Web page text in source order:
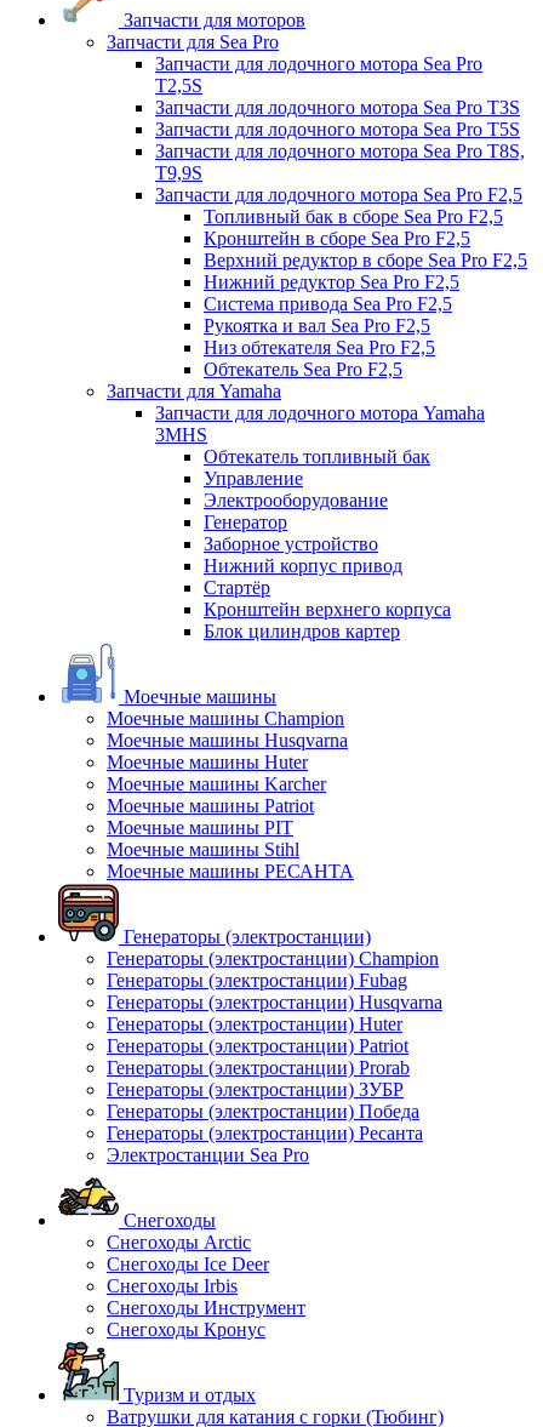
Запчасти для моторов
Запчасти для Sea Pro
Запчасти для лодочного мотора Sea Pro
Т2,5S
Запчасти для лодочного мотора Sea Pro Т3S
Запчасти для лодочного мотора Sea Pro Т5S
Запчасти для лодочного мотора Sea Pro Т8S,
T9,9S
Запчасти для лодочного мотора Sea Pro F2,5
Топливный бак в сборе Sea Pro F2,5
Кронштейн в сборе Sea Pro F2,5
Верхний редуктор в сборе Sea Pro F2,5
Нижний редуктор Sea Pro F2,5
Система привода Sea Pro F2,5
Рукоятка и вал Sea Pro F2,5
Низ обтекателя Sea Pro F2,5
Обтекатель Sea Pro F2,5
Запчасти для Yamaha
Запчасти для лодочного мотора Yamaha
3MHS
Обтекатель топливный бак
Управление
Электрооборудование
Генератор
Заборное устройство
Нижний корпус привод
Стартёр
Кронштейн верхнего корпуса
Блок цилиндров картер
Моечные машины
Моечные машины Champion
Моечные машины Husqvarna
Моечные машины Huter
Моечные машины Karcher
Моечные машины Patriot
Моечные машины PIT
Моечные машины Stihl
Моечные машины РЕСАНТА
Генераторы (электростанции)
Генераторы (электростанции) Champion
Генераторы (электростанции) Fubag
Генераторы (электростанции) Husqvarna
Генераторы (электростанции) Huter
Генераторы (электростанции) Patriot
Генераторы (электростанции) Prorab
Генераторы (электростанции) ЗУБР
Генераторы (электростанции) Победа
Генераторы (электростанции) Ресанта
Электростанции Sea Pro
Снегоходы
Снегоходы Arctic
Снегоходы Ice Deer
Снегоходы Irbis
Снегоходы Инструмент
Снегоходы Кронус
Туризм и отдых
Ватрушки для катания с горки (Тюбинг)